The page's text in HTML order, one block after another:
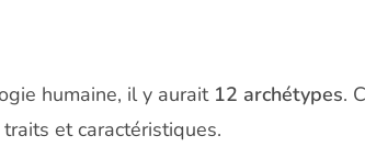
humaine, il y aurait 12 archétypes.
et caractéristiques.